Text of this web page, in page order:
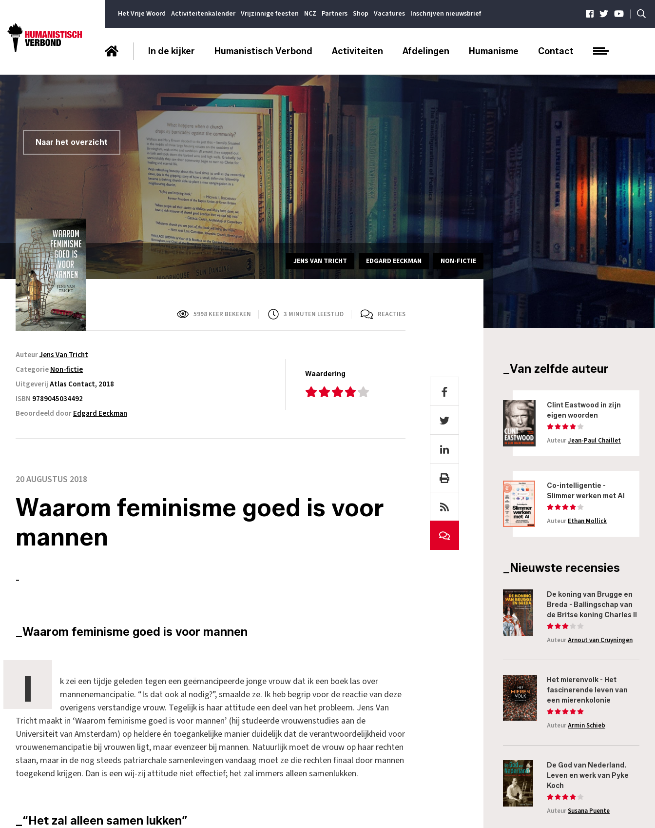
Het Vrije Woord Activiteitenkalender Vrijzinnige feesten NCZ Partners Shop Vacatures Inschrijven nieuwsbrief |
In de kijker Humanistisch Verbond Activiteiten Afdelingen Humanisme Contact
Naar het overzicht
JENS VAN TRICHT EDGARD EECKMAN NON-FICTIE
5998 KEER BEKEKEN 3 MINUTEN LEESTIJD REACTIES
AuteurJens Van Tricht
CategorieNon-fictie
UitgeverijAtlas Contact, 2018
ISBN 9789045034492
Beoordeeld doorEdgard Eeckman
Waardering
20 AUGUSTUS 2018
Waarom feminisme goed is voor
mannen
-
_Waarom feminisme goed is voor mannen
I
k zei een tijdje geleden tegen een geëmancipeerde jonge vrouw dat ik een boek las over
mannenemancipatie. “Is dat ook al nodig?”, smaalde ze. Ik heb begrip voor de reactie van deze
overigens verstandige vrouw. Tegelijk is haar attitude een deel van het probleem. Jens Van
Tricht maakt in ‘Waarom feminisme goed is voor mannen’ (hij studeerde vrouwenstudies aan de
Universiteit van Amsterdam) op heldere én toegankelijke manier duidelijk dat de verantwoordelijkheid voor
vrouwenemancipatie bij vrouwen ligt, maar evenzeer bij mannen. Natuurlijk moet de vrouw op haar rechten
staan, maar in de nog steeds patriarchale samenlevingen vandaag moet ze die rechten finaal door mannen
toegekend krijgen. Dan is een wij-zij attitude niet effectief; het zal immers alleen samenlukken.
_“Het zal alleen samen lukken”
_Van zelfde auteur
Clint Eastwood in zijn
eigen woorden
AuteurJean-Paul Chaillet
Co-intelligentie -
Slimmer werken met AI
Auteur Ethan Mollick
_Nieuwste recensies
De koning van Brugge en
Breda - Ballingschap van
de Britse koning Charles II
AuteurArnout van Cruyningen
Het mierenvolk - Het
fascinerende leven van
een mierenkolonie
AuteurArmin Schieb
De God van Nederland.
Leven en werk van Pyke
Koch
AuteurSusana Puente